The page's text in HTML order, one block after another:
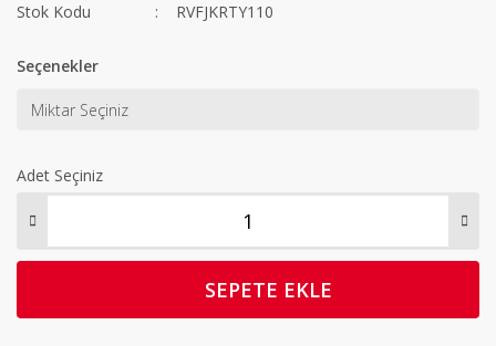
Stok Kodu
RVFJKRTY110
Seçenekler
Adet Seçiniz
SEPETE EKLE